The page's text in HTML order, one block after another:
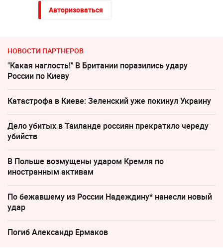
Авторизоваться
НОВОСТИ ПАРТНЕРОВ
"Какая наглость!" В Британии поразились удару
России по Киеву
Катастрофа в Киеве: Зеленский уже покинул Украину
Дело убитых в Таиланде россиян прекратило череду
убийств
В Польше возмущены ударом Кремля по
иностранным активам
По бежавшему из России Надеждину* нанесли новый
удар
Погиб Александр Ермаков